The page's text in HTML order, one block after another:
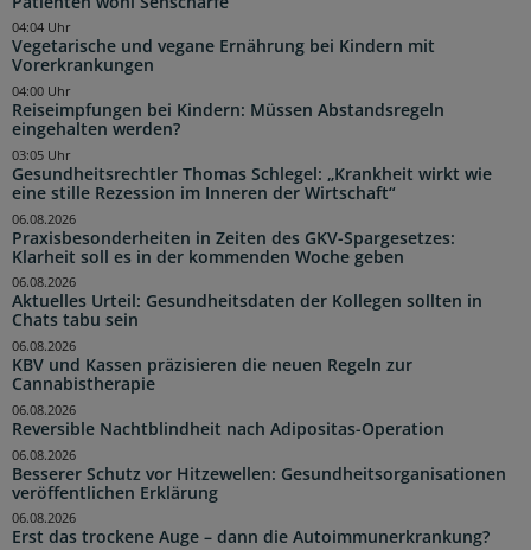
Vegetarische und vegane Ernährung bei Kindern mit
Vorerkrankungen
04:04 Uhr
Reiseimpfungen bei Kindern: Müssen Abstandsregeln
eingehalten werden?
04:00 Uhr
Gesundheitsrechtler Thomas Schlegel: „Krankheit wirkt wie
eine stille Rezession im Inneren der Wirtschaft“
03:05 Uhr
Praxisbesonderheiten in Zeiten des GKV-Spargesetzes:
Klarheit soll es in der kommenden Woche geben
06.08.2026
Aktuelles Urteil: Gesundheitsdaten der Kollegen sollten in
Chats tabu sein
06.08.2026
KBV und Kassen präzisieren die neuen Regeln zur
Cannabistherapie
06.08.2026
Reversible Nachtblindheit nach Adipositas-Operation
06.08.2026
Besserer Schutz vor Hitzewellen: Gesundheitsorganisationen
veröffentlichen Erklärung
06.08.2026
Erst das trockene Auge – dann die Autoimmunerkrankung?
06.08.2026